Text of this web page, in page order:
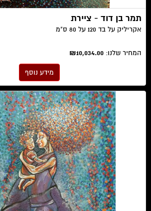
תמר בן דוד - ציירת
אקריליק על בד 120 על 80 ס"מ
המחיר שלנו: ₪10,034.00
מידע נוסף